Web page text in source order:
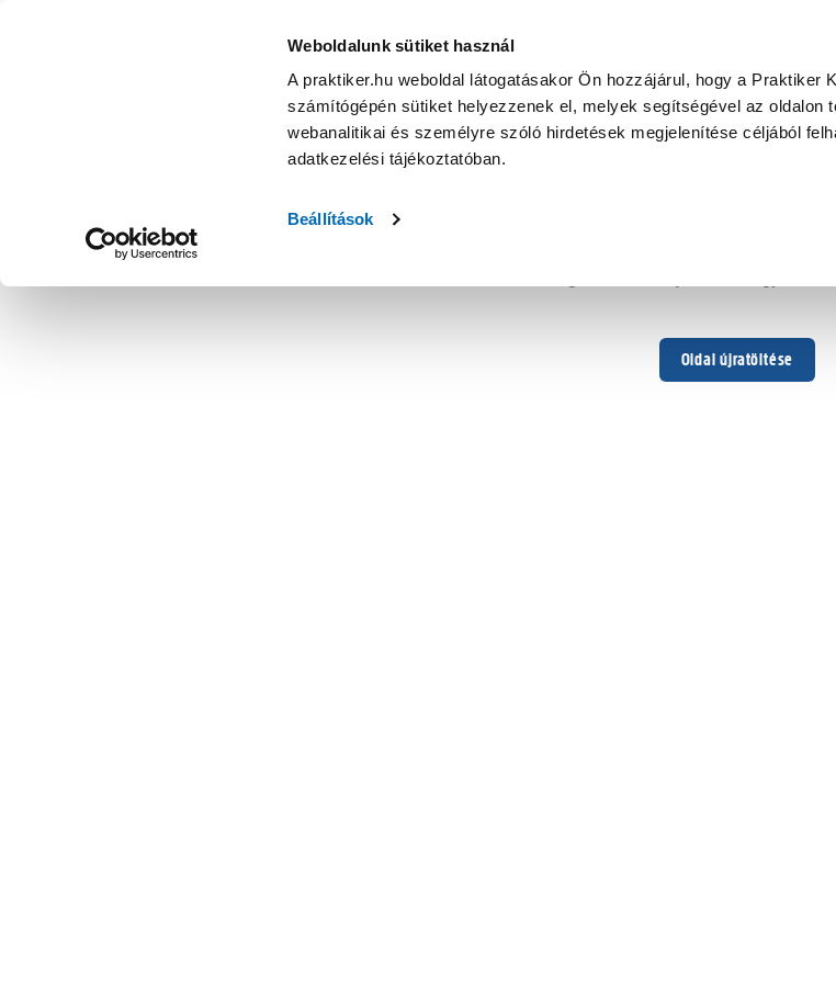
Weboldalunk sütiket használ
A praktiker.hu weboldal látogatásakor Ön hozzájárul, hogy a Praktiker
számítógépén sütiket helyezzenek el, melyek segítségével az oldalon
webanalitikai és személyre szóló hirdetések megjelenítése céljából
adatkezelési tájékoztatóban.
Beállítások
Oldal újratöltése